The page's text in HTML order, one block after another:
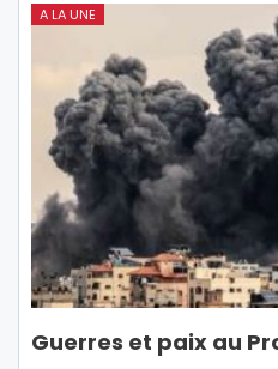
A LA UNE
Guerres et paix au